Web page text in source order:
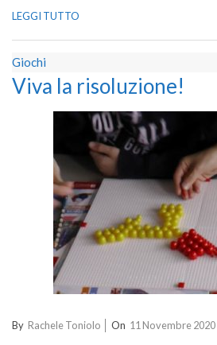
LEGGI TUTTO
Giochi
Viva la risoluzione!
2020-
By Rachele Toniolo On 11 Novembre 2020